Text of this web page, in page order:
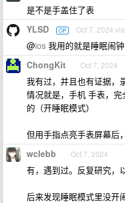
是不是手盖住了表
YLSD OP Oct 7, 2024
@ios 我用的就是睡眠闹钟
ChongKit Oct 7, 2024
我有过，并且也有证据，
情况就是，手机 手表，
的（开睡眠模式）
但用手指点亮手表屏幕后
wclebb Oct 7, 2024
有，遇到过。反复研究，
后来发现睡眠模式里没开